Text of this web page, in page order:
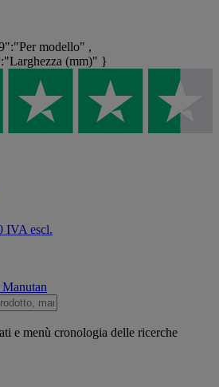
modello" ,
(mm)" }
IVA escl.
e menù cronologia delle ricerche